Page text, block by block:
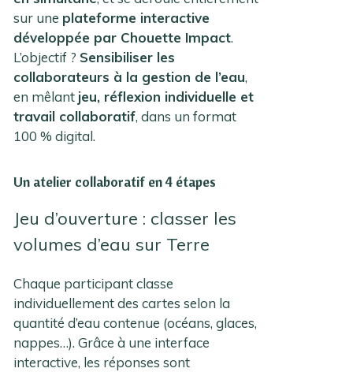
sur une plateforme interactive
développée par Chouette Impact.
L’objectif ? Sensibiliser les
collaborateurs à la gestion de l’eau,
en mêlant jeu, réflexion individuelle et
travail collaboratif, dans un format
100 % digital.
Un atelier collaboratif en 4 étapes
Jeu d’ouverture : classer les
volumes d’eau sur Terre
Chaque participant classe
individuellement des cartes selon la
quantité d’eau contenue (océans, glaces,
nappes…). Grâce à une interface
interactive, les réponses sont